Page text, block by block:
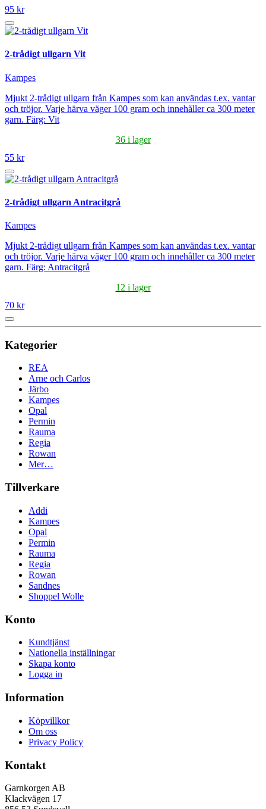
95 kr
2-trådigt ullgarn Vit
Kampes
Mjukt 2-trådigt ullgarn från Kampes som kan användas t.ex. vantar
och tröjor. Varje härva väger 100 gram och innehåller ca 300 meter
garn. Färg: Vit
36 i lager
55 kr
2-trådigt ullgarn Antracitgrå
Kampes
Mjukt 2-trådigt ullgarn från Kampes som kan användas t.ex. vantar
och tröjor. Varje härva väger 100 gram och innehåller ca 300 meter
garn. Färg: Antracitgrå
12 i lager
70 kr
Kategorier
REA
Arne och Carlos
Järbo
Kampes
Opal
Permin
Rauma
Regia
Rowan
Mer…
Tillverkare
Addi
Kampes
Opal
Permin
Rauma
Regia
Rowan
Sandnes
Shoppel Wolle
Konto
Kundtjänst
Nationella inställningar
Skapa konto
Logga in
Information
Köpvillkor
Om oss
Privacy Policy
Kontakt
Garnkorgen AB
Klackvägen 17